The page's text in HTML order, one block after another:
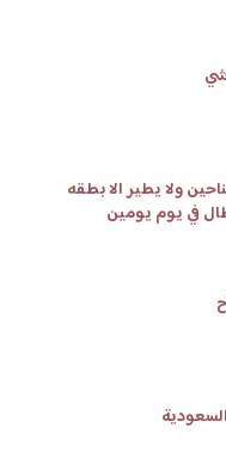
ولا يطير الا بطقه
في يوم يومين